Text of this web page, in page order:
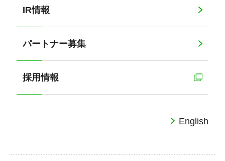
IR情報
パートナー募集
採用情報
English